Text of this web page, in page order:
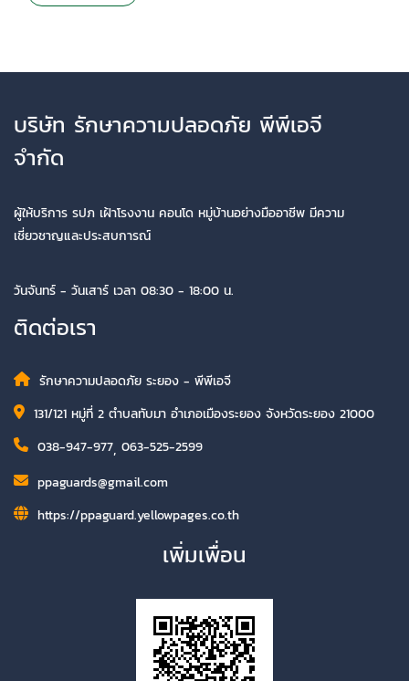
บริษัท รักษาความปลอดภัย พีพีเอจี
จำกัด
ผู้ให้บริการ รปภ เฝ้าโรงงาน คอนโด หมู่บ้านอย่างมืออาชีพ มีความ
เชี่ยวชาญและประสบการณ์
วันจันทร์ - วันเสาร์ เวลา 08:30 - 18:00 น.
ติดต่อเรา
รักษาความปลอดภัย ระยอง - พีพีเอจี
131/121 หมู่ที่ 2 ตำบลทับมา อำเภอเมืองระยอง จังหวัดระยอง 21000
038-947-977, 063-525-2599
ppaguards@gmail.com
https://ppaguard.yellowpages.co.th
เพิ่มเพื่อน